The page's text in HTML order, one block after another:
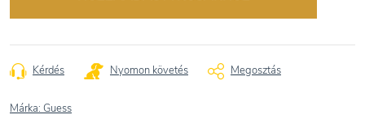
Kérdés Nyomon követés Megosztás
Márka: Guess